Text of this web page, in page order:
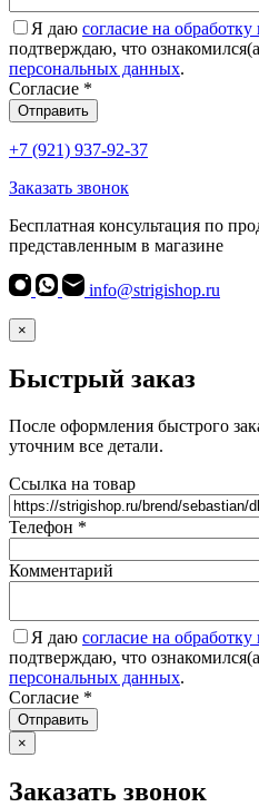
Я даю согласие на
подтверждаю, что
персональных данных.
Согласие *
Отправить
+7 (921) 937-92-37
Заказать звонок
Бесплатная консультация по
представленным в магазине
info@strigishop.ru
×
Быстрый заказ
После оформления быстрого
уточним все детали.
Ссылка на товар
Телефон *
Комментарий
Я даю согласие на
подтверждаю, что
персональных данных.
Согласие *
Отправить
×
Заказать звонок